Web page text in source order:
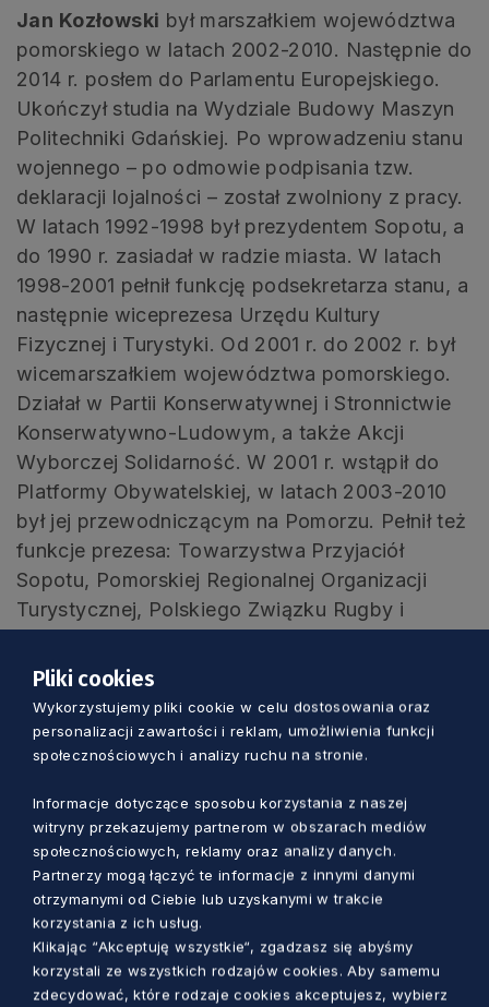
Jan Kozłowski był marszałkiem województwa
pomorskiego w latach 2002-2010. Następnie do
2014 r. posłem do Parlamentu Europejskiego.
Ukończył studia na Wydziale Budowy Maszyn
Politechniki Gdańskiej. Po wprowadzeniu stanu
wojennego – po odmowie podpisania tzw.
deklaracji lojalności – został zwolniony z pracy.
W latach 1992-1998 był prezydentem Sopotu, a
do 1990 r. zasiadał w radzie miasta. W latach
1998-2001 pełnił funkcję podsekretarza stanu, a
następnie wiceprezesa Urzędu Kultury
Fizycznej i Turystyki. Od 2001 r. do 2002 r. był
wicemarszałkiem województwa pomorskiego.
Działał w Partii Konserwatywnej i Stronnictwie
Konserwatywno-Ludowym, a także Akcji
Wyborczej Solidarność. W 2001 r. wstąpił do
Platformy Obywatelskiej, w latach 2003-2010
był jej przewodniczącym na Pomorzu. Pełnił też
funkcje prezesa: Towarzystwa Przyjaciół
Sopotu, Pomorskiej Regionalnej Organizacji
Turystycznej, Polskiego Związku Rugby i
latach 2004-2005 był prezydentem Euroregionu
Bałtyk. Ma 78 lat. Laudację odczytała
wiceprzewodnicząca sejmiku Hanna Zych-
Cisoń.
W uzasadnieniu wskazała, że:
„Nadanie Honorowego Wyróżnienia za
Zasługi dla Województwa
Pomorskiego Janowi Kozłowskiemu
jest wyrazem uznania i uhonorowania
jego wybitnych zasług na rzecz
Pliki cookies
Wykorzystujemy pliki cookie w celu dostosowania oraz
personalizacji zawartości i reklam, umożliwienia funkcji
społecznościowych i analizy ruchu na stronie.
Informacje dotyczące sposobu korzystania z naszej
witryny przekazujemy partnerom w obszarach mediów
społecznościowych, reklamy oraz analizy danych.
Partnerzy mogą łączyć te informacje z innymi danymi
otrzymanymi od Ciebie lub uzyskanymi w trakcie
korzystania z ich usług.
Klikając “Akceptuję wszystkie“, zgadzasz się abyśmy
korzystali ze wszystkich rodzajów cookies. Aby samemu
zdecydować, które rodzaje cookies akceptujesz, wybierz